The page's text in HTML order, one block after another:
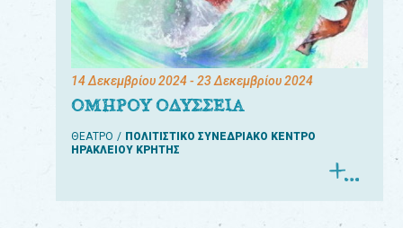
14 Δεκεμβρίου 2024- 23 Δεκεμβρίου 2024
ΟΜΗΡΟΥ ΟΔΥΣΣΕΙΑ
ΘΕΑΤΡΟ
ΠΟΛΙΤΙΣΤΙΚΟ ΣΥΝΕΔΡΙΑΚΟ ΚΕΝΤΡΟ
ΗΡΑΚΛΕΙΟΥ ΚΡΗΤΗΣ